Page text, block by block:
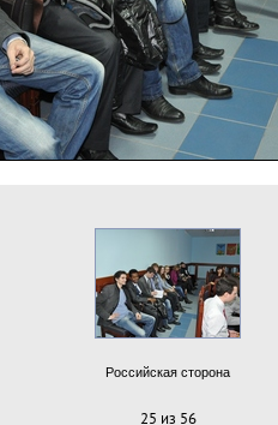
Российская сторона
25 из 56